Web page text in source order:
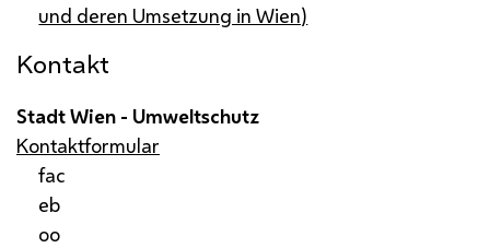
und deren Umsetzung in Wien)
Kontakt
Stadt Wien - Umweltschutz
Kontaktformular
fac
eb
oo